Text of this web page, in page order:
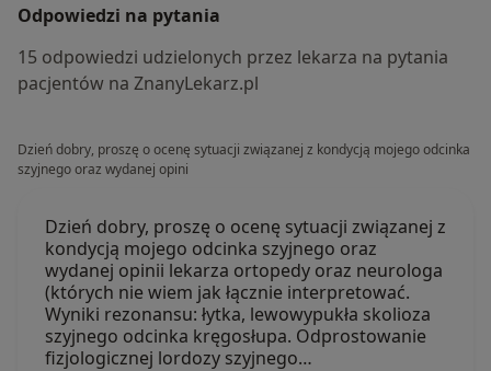
Odpowiedzi na pytania
15 odpowiedzi udzielonych przez lekarza na pytania
pacjentów na ZnanyLekarz.pl
Dzień dobry, proszę o ocenę sytuacji związanej z kondycją mojego odcinka
szyjnego oraz wydanej opini
Dzień dobry, proszę o ocenę sytuacji związanej z
kondycją mojego odcinka szyjnego oraz
wydanej opinii lekarza ortopedy oraz neurologa
(których nie wiem jak łącznie interpretować.
Wyniki rezonansu: łytka, lewowypukła skolioza
szyjnego odcinka kręgosłupa. Odprostowanie
fizjologicznej lordozy szyjnego…